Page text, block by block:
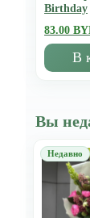
Birthday
83.00
В
Вы